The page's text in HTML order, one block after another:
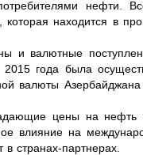
нефти.
находится в
и валютные
года была
валюты
цены на нефть
влияние на
странах-партнерах.